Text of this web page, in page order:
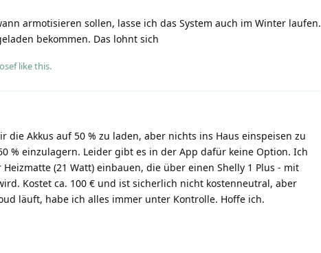
armotisieren sollen, lasse ich das System auch im Winter laufen.
bekommen. Das lohnt sich
like this.
die Akkus auf 50 % zu laden, aber nichts ins Haus einspeisen zu
% einzulagern. Leider gibt es in der App dafür keine Option. Ich
(21 Watt) einbauen, die über einen Shelly 1 Plus - mit
Kostet ca. 100 € und ist sicherlich nicht kostenneutral, aber
läuft, habe ich alles immer unter Kontrolle. Hoffe ich.